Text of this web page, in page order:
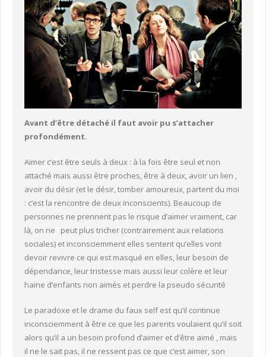
Avant d’être détaché il faut avoir pu s’attacher
profondément.
Aimer c’est être seuls à deux : à la fois être seul et non
attaché mais aussi être proches, être à deux, avoir un lien ,
avoir du désir (et le désir, tomber amoureux, partent du moi
: c’est la rencontre de deux inconscients). Beaucoup de
personnes ne prennent pas le risque d’aimer vraiment, car
là, on ne peut plus tricher (contrairement aux relations
sociales) et inconsciemment elles sentent qu’elles vont
devoir revivre ce qui est masqué en elles, leur besoin de
dépendance, leur tristesse mais aussi leur colère et leur
haine d’enfants non aimés et perdre la pseudo sécurité
Le paradoxe et le drame du faux self est qu’il continue
inconsciemment à être ce que les parents voulaient qu’il soit
alors qu’il a un besoin profond d’aimer et d’être aimé , mais
il ne le sait pas, il ne ressent pas ce que c’est aimer, son